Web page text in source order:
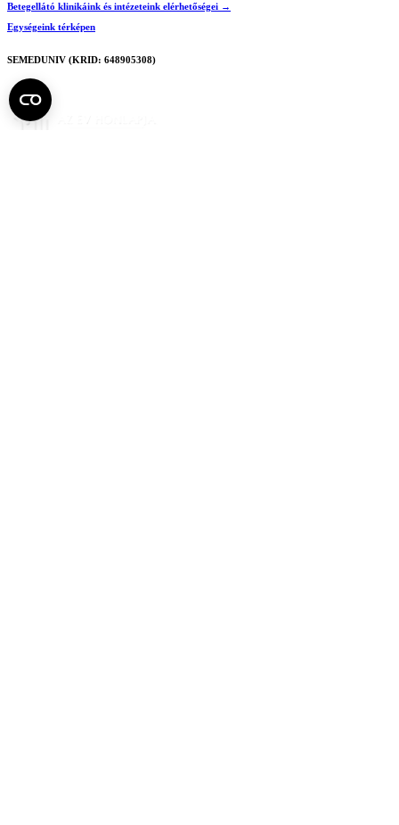
Betegellátó klinikáink és intézeteink elérhetőségei →
Egységeink térképen
SEMEDUNIV (KRID: 648905308)